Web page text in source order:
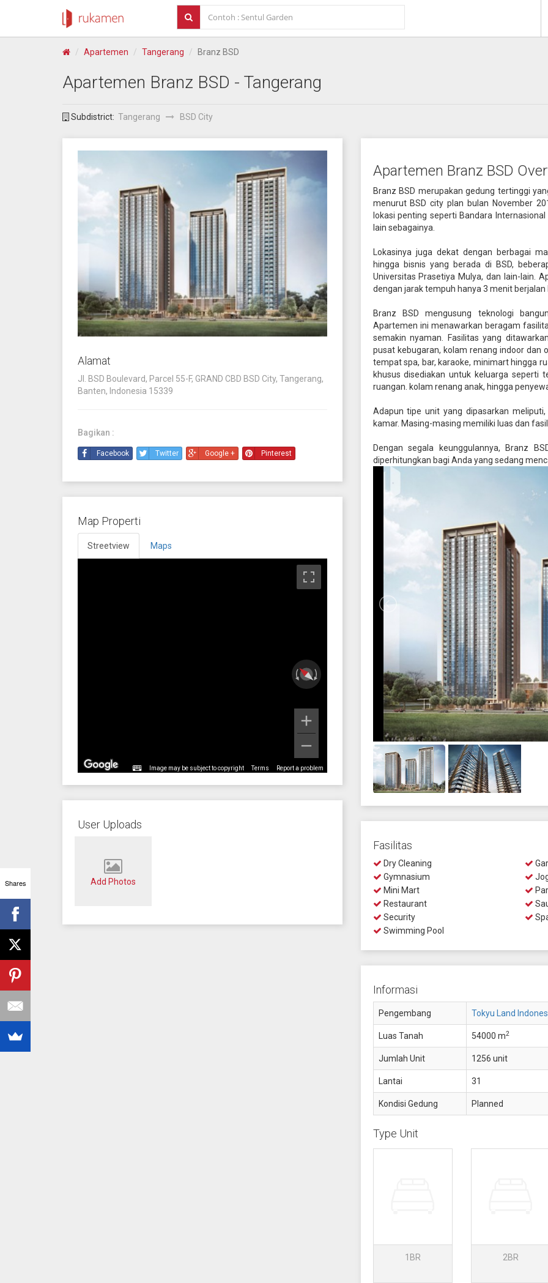
Apartemen Tangerang Branz BSD
Apartemen Branz BSD - Tangerang
Subdistrict: Tangerang BSD City
Apartemen Branz BSD
Branz BSD merupakan gedung tertinggi
menurut BSD city plan bulan November
lokasi penting seperti Bandara
lain sebagainya.
Lokasinya juga dekat dengan berbagai
hingga bisnis yang berada di BSD,
Universitas Prasetiya Mulya, dan lain-lain.
dengan jarak tempuh hanya 3 menit
Branz BSD mengusung teknologi
Apartemen ini menawarkan beragam
semakin nyaman. Fasilitas yang
pusat kebugaran, kolam renang indoor dan
tempat spa, bar, karaoke, minimart hingga
khusus disediakan untuk keluarga
ruangan. kolam renang anak, hingga
Adapun tipe unit yang dipasarkan
kamar. Masing-masing memiliki luas dan
Dengan segala keunggulannya, Branz
diperhitungkan bagi Anda yang sedang
Fasilitas
Dry Cleaning
Gymnasium
Mini Mart
Restaurant
Security
Swimming Pool
Informasi
Pengembang Tokyu Land
Luas Tanah 54000 m2
Jumlah Unit 1256 unit
Lantai 31
Kondisi Gedung Planned
Type Unit
1BR 2BR
Alamat
Jl. BSD Boulevard, Parcel 55-F, GRAND CBD BSD City, Tangerang,
Banten, Indonesia 15339
Bagikan :
Facebook Twitter Google + Pinterest
Map Properti
Streetview Maps
Image may be subject to copyright Terms Report a problem
User Uploads
Add Photos
Shares